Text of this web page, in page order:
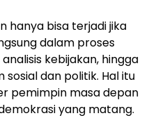
hanya bisa terjadi jika
dalam proses
kebijakan, hingga
dan politik. Hal itu
pemimpin masa depan
yang matang.